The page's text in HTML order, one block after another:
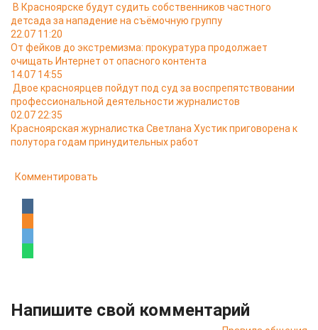
В Красноярске будут судить собственников частного
детсада за нападение на съёмочную группу
22.07 11:20
От фейков до экстремизма: прокуратура продолжает
очищать Интернет от опасного контента
14.07 14:55
Двое красноярцев пойдут под суд за воспрепятствовании
профессиональной деятельности журналистов
02.07 22:35
Красноярская журналистка Светлана Хустик приговорена к
полутора годам принудительных работ
Комментировать
Напишите свой комментарий